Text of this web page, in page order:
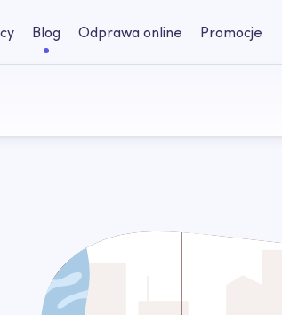
Blog Odprawa online Promocje